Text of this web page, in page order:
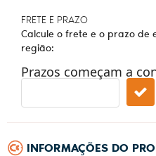
FRETE E PRAZO
Calcule o frete e o prazo
região:
Prazos começam a
INFORMAÇÕES DO